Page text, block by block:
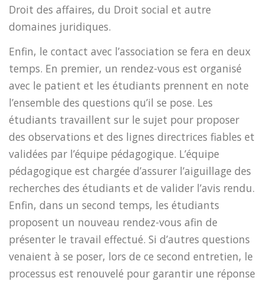
Droit des affaires, du Droit social et autre
domaines juridiques.
Enfin, le contact avec l’association se fera en deux
temps. En premier, un rendez-vous est organisé
avec le patient et les étudiants prennent en note
l’ensemble des questions qu’il se pose. Les
étudiants travaillent sur le sujet pour proposer
des observations et des lignes directrices fiables et
validées par l’équipe pédagogique. L’équipe
pédagogique est chargée d’assurer l’aiguillage des
recherches des étudiants et de valider l’avis rendu.
Enfin, dans un second temps, les étudiants
proposent un nouveau rendez-vous afin de
présenter le travail effectué. Si d’autres questions
venaient à se poser, lors de ce second entretien, le
processus est renouvelé pour garantir une réponse